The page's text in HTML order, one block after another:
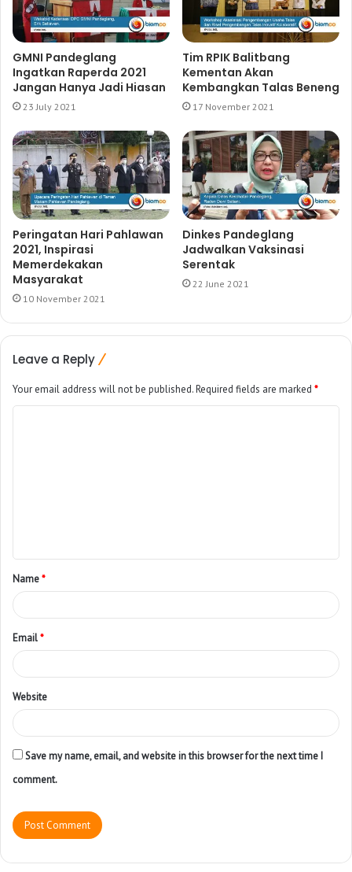
GMNI Pandeglang
Ingatkan Raperda 2021
Jangan Hanya Jadi Hiasan
23 July 2021
Tim RPIK Balitbang
Kementan Akan
Kembangkan Talas Beneng
17 November 2021
Peringatan Hari Pahlawan
2021, Inspirasi
Memerdekakan
Masyarakat
10 November 2021
Dinkes Pandeglang
Jadwalkan Vaksinasi
Serentak
22 June 2021
Leave a Reply
Your email address will not be published.Required fields are marked *
Name*
Email*
Website
Save my name, email, and website in this browser for the next time I
comment.